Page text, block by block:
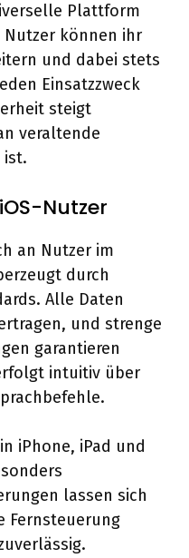
Plattform
können ihr
und dabei stets
Einsatzzweck
steigt
veraltende
ist.
Nutzer
an Nutzer im
durch
Alle Daten
und strenge
garantieren
intuitiv über
iPhone, iPad und
lassen sich
Fernsteuerung